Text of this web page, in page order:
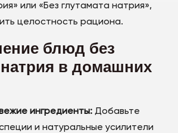
или «Без глутамата натрия»,
целостность рациона.
блюд без
натрия в домашних
ингредиенты: Добавьте
и натуральные усилители